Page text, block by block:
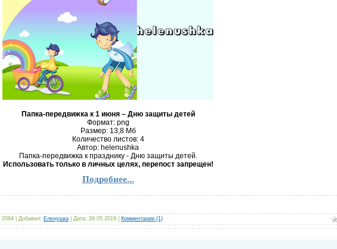
Папка-передвижка к 1 июня – Дню защиты детей
Формат: png
Размер: 13,8 Mб
Количество листов: 4
Автор: helenushka
Папка-передвижка к празднику - Дню защиты детей.
Использовать только в личных целях, перепост запрещен!
Подробнее...
2064 Добавил: Еленушка Дата: 26.05.2019 Комментарии (1)